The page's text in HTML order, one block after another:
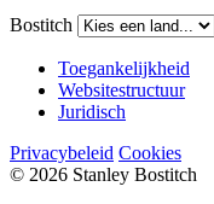
Bostitch
Toegankelijkheid
Websitestructuur
Juridisch
Privacybeleid Cookies
© 2026 Stanley Bostitch